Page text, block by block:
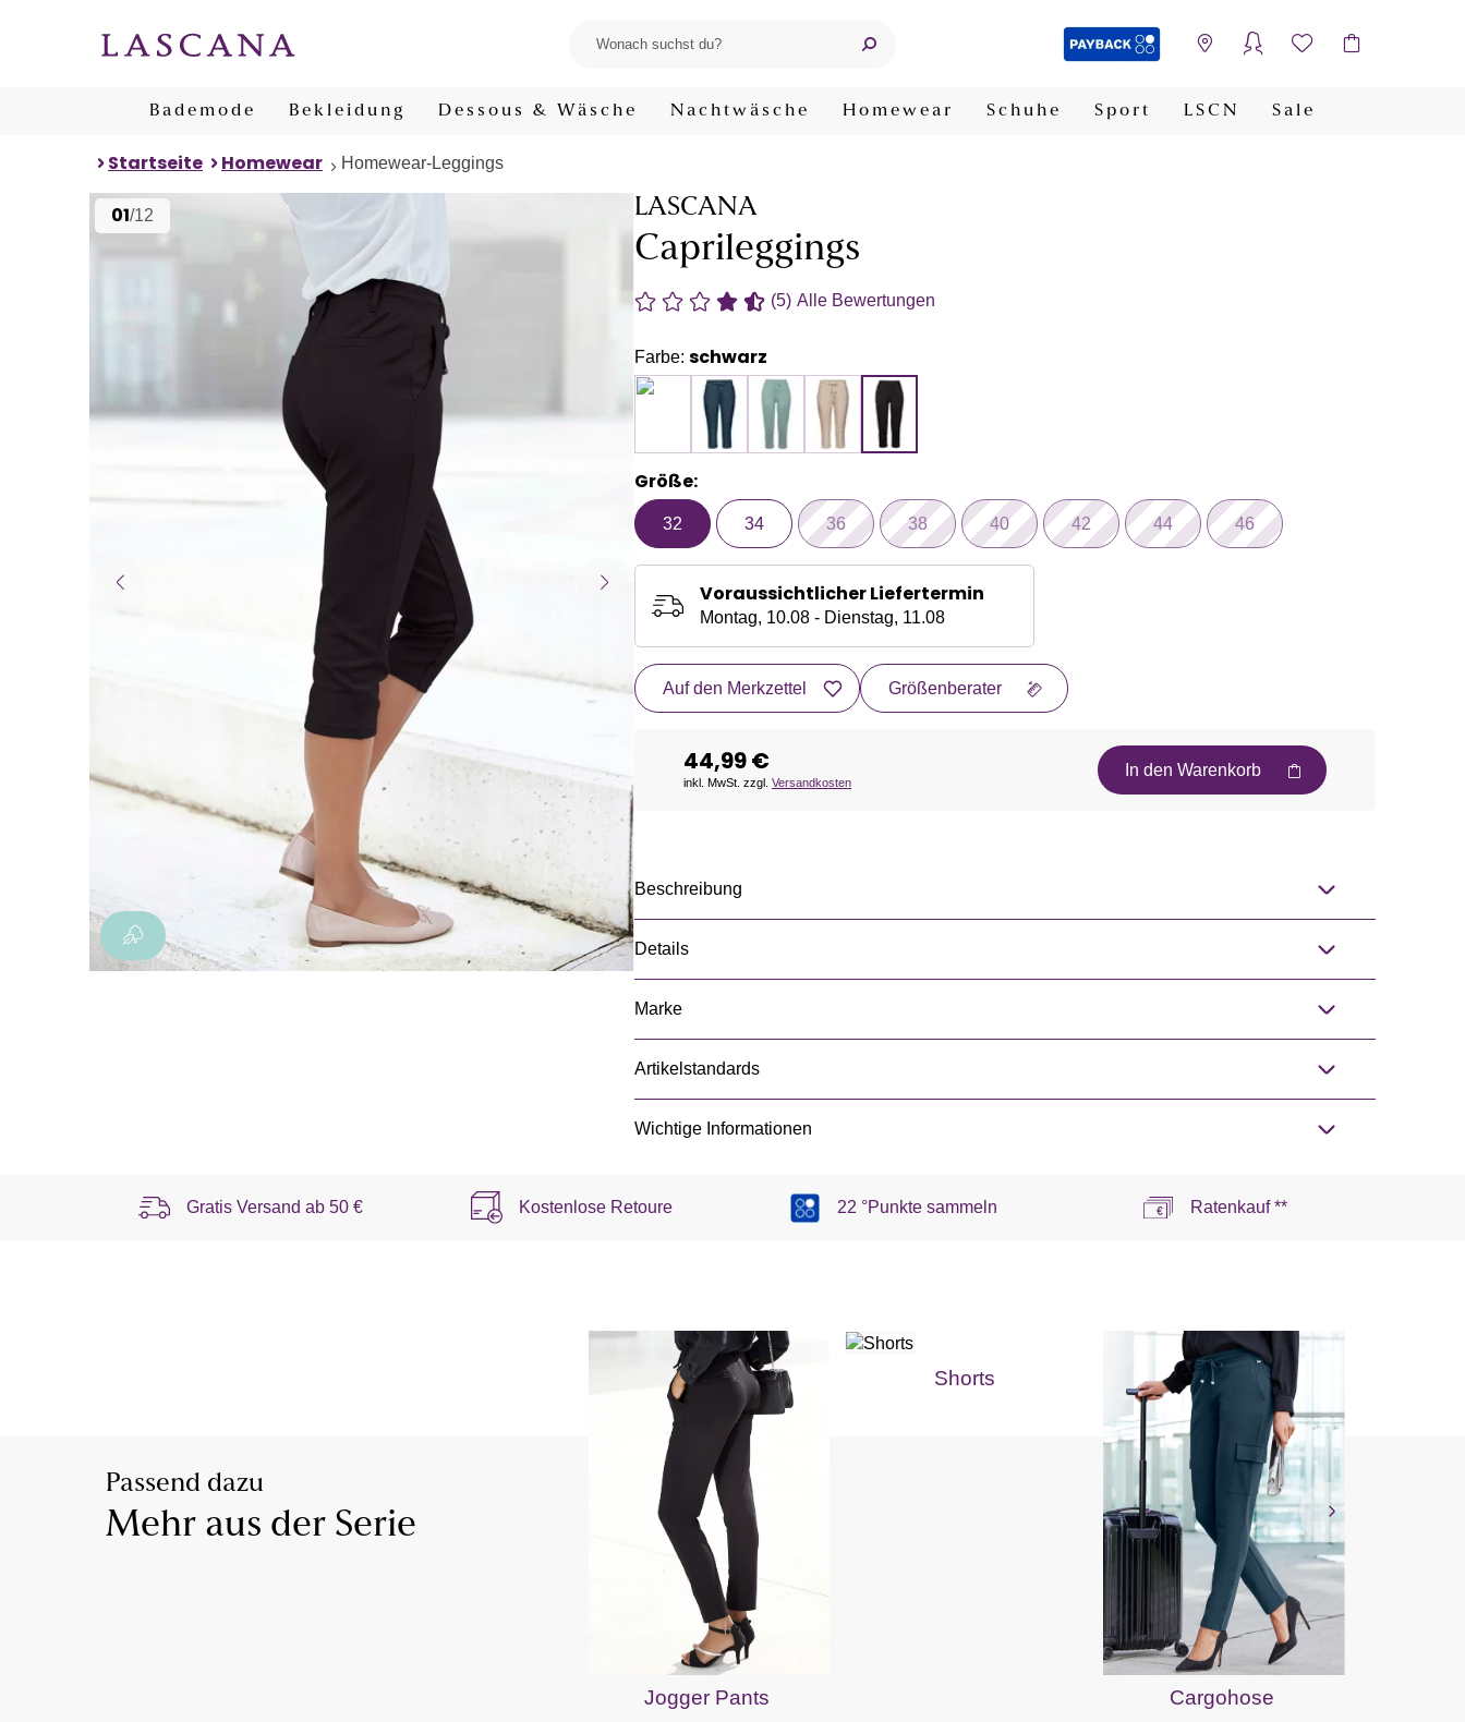
Bademode Bekleidung Dessous & Wäsche Nachtwäsche Homewear Schuhe Sport LSCN Sale
Startseite Homewear Homewear-Leggings
01/12 LASCANA
Caprileggings
(5) Alle Bewertungen
Farbe: schwarz
Größe:
32 34 36 38 40 42 44 46
Voraussichtlicher Liefertermin
Montag, 10.08 - Dienstag, 11.08
Auf den Merkzettel Größenberater
44,99 €
inkl. MwSt. zzgl. Versandkosten
In den Warenkorb
Beschreibung
Details
Marke
Artikelstandards
Wichtige Informationen
Gratis Versand ab 50 € Kostenlose Retoure 22 °Punkte sammeln Ratenkauf **
Passend dazu
Mehr aus der Serie
Jogger Pants
Shorts
Cargohose